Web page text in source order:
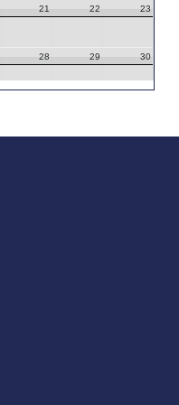
21 22 23
28 29 30